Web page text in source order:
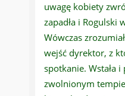
uwagę kobiety
zapadła i Rogulski
Wówczas
wejść dyrektor, z
spotkanie. Wstała
zwolnionym